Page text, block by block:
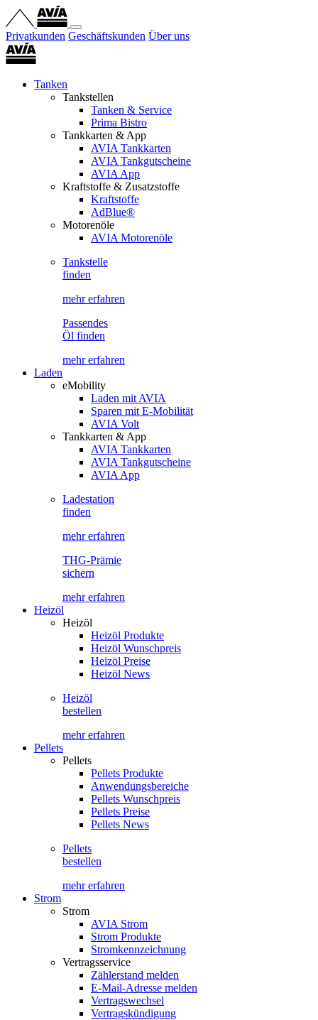
Privatkunden Geschäftskunden Über uns
Tanken
Tankstellen
Tanken & Service
Prima Bistro
Tankkarten & App
AVIA Tankkarten
AVIA Tankgutscheine
AVIA App
Kraftstoffe & Zusatzstoffe
Kraftstoffe
AdBlue®
Motorenöle
AVIA Motorenöle
Tankstelle
finden
mehr erfahren
Passendes
Öl finden
mehr erfahren
Laden
eMobility
Laden mit AVIA
Sparen mit E-Mobilität
AVIA Volt
Tankkarten & App
AVIA Tankkarten
AVIA Tankgutscheine
AVIA App
Ladestation
finden
mehr erfahren
THG-Prämie
sichern
mehr erfahren
Heizöl
Heizöl
Heizöl Produkte
Heizöl Wunschpreis
Heizöl Preise
Heizöl News
Heizöl
bestellen
mehr erfahren
Pellets
Pellets
Pellets Produkte
Anwendungsbereiche
Pellets Wunschpreis
Pellets Preise
Pellets News
Pellets
bestellen
mehr erfahren
Strom
Strom
AVIA Strom
Strom Produkte
Stromkennzeichnung
Vertragsservice
Zählerstand melden
E-Mail-Adresse melden
Vertragswechsel
Vertragskündigung